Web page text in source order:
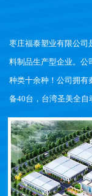
枣庄福泰塑业有限公司
料制品生产型企业。公
种类十余种！公司拥有
备40台，台湾圣美全自